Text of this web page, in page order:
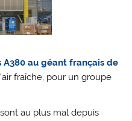
A380 au géant français de
fraîche, pour un groupe
au plus mal depuis